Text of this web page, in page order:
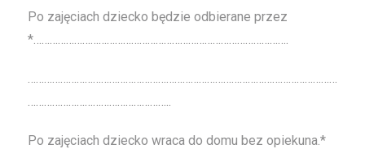
Po zajęciach dziecko będzie odbierane przez
*………………………………………………………………………………….
Po zajęciach dziecko wraca do domu bez opiekuna.*